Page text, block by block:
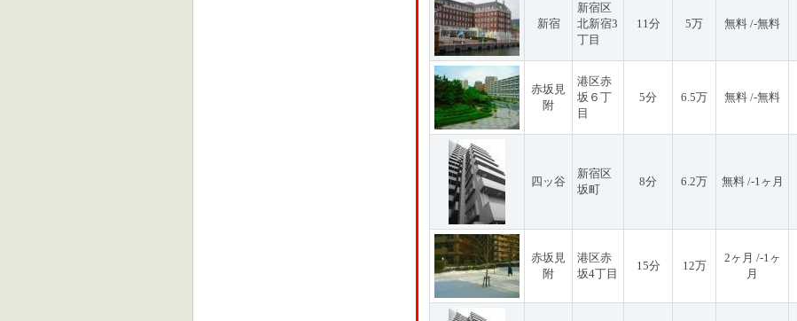
新宿
新宿区
北新宿3
丁目
11分 5万 無料 /-無料
赤坂見
附
港区赤
坂６丁
目
5分 6.5万 無料 /-無料
四ッ谷
新宿区
坂町
8分 6.2万 無料 /-1ヶ月
赤坂見
附
港区赤
坂4丁目
15分 12万
2ヶ月 /-1ヶ
月